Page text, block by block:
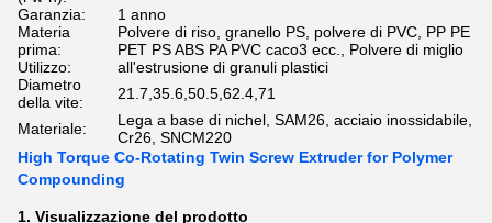
Garanzia:
1 anno
Materia
prima:
Polvere di riso, granello PS, polvere di PVC, PP PE
PET PS ABS PA PVC caco3 ecc., Polvere di miglio
Utilizzo:
all'estrusione di granuli plastici
Diametro
della vite:
21.7,35.6,50.5,62.4,71
Materiale:
Lega a base di nichel, SAM26, acciaio inossidabile,
Cr26, SNCM220
High Torque Co-Rotating Twin Screw Extruder for Polymer
Compounding
1. Visualizzazione del prodotto